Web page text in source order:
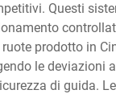
Questi
prodotto in
le deviazioni
di guida.